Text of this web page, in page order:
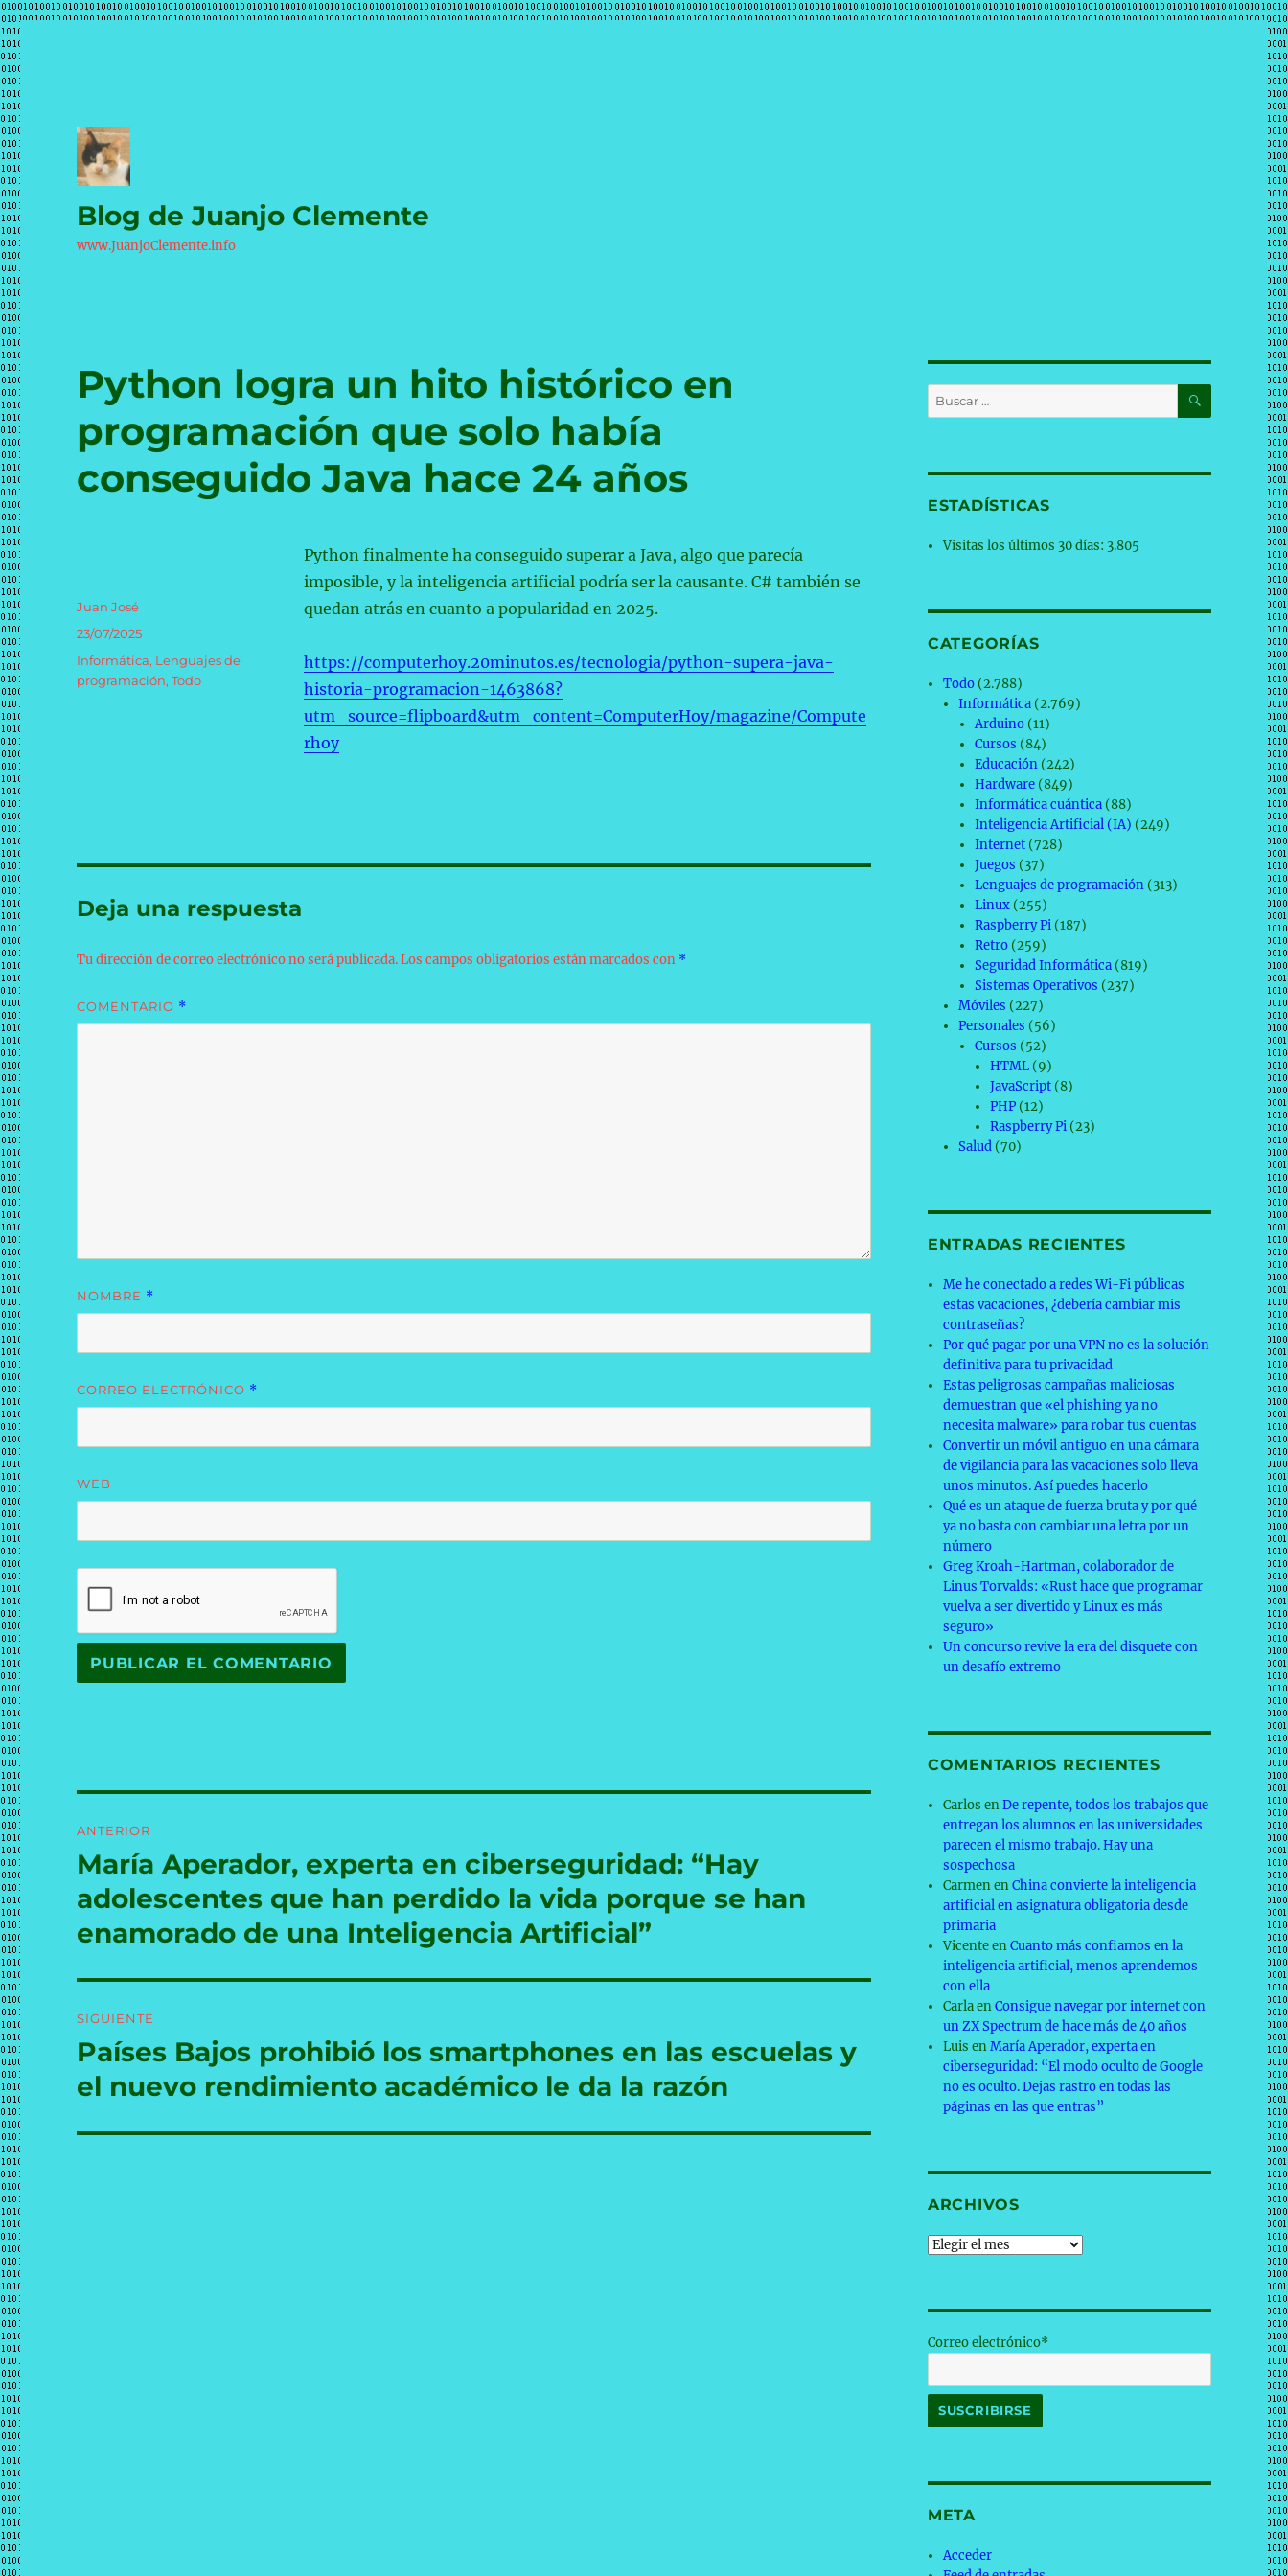
Blog de Juanjo Clemente
www.JuanjoClemente.info
Python logra un hito histórico en
programación que solo había
conseguido Java hace 24 años
Python finalmente ha conseguido superar a Java, algo que parecía
imposible, y la inteligencia artificial podría ser la causante. C# también se
quedan atrás en cuanto a popularidad en 2025.
https://computerhoy.20minutos.es/tecnologia/python-supera-java-
historia-programacion-1463868?
utm_source=flipboard&utm_content=ComputerHoy/magazine/Compute
rhoy
Autor
Juan José
Publicado
23/07/2025
Categorías
Informática, Lenguajes de
programación,Todo
Deja una respuesta
Tu dirección de correo electrónico no será publicada.Los campos obligatorios están marcados con *
COMENTARIO *
NOMBRE *
CORREO ELECTRÓNICO *
WEB
de
entradas
ANTERIOR
Entrada
anterior:
María Aperador, experta en ciberseguridad: “Hay
adolescentes que han perdido la vida porque se han
enamorado de una Inteligencia Artificial”
SIGUIENTE
Entrada
siguiente:
Países Bajos prohibió los smartphones en las escuelas y
el nuevo rendimiento académico le da la razón
Buscar
por:
BUSCAR
ESTADÍSTICAS
Visitas los últimos 30 días: 3.805
CATEGORÍAS
Todo (2.788)
Informática (2.769)
Arduino(11)
Cursos (84)
Educación(242)
Hardware(849)
Informática cuántica(88)
Inteligencia Artificial (IA) (249)
Internet(728)
Juegos (37)
Lenguajes de programación(313)
Linux(255)
Raspberry Pi(187)
Retro(259)
Seguridad Informática(819)
Sistemas Operativos (237)
Móviles (227)
Personales (56)
Cursos (52)
HTML(9)
JavaScript(8)
PHP(12)
Raspberry Pi(23)
Salud (70)
ENTRADAS RECIENTES
Me he conectado a redes Wi-Fi públicas
estas vacaciones, ¿debería cambiar mis
contraseñas?
Por qué pagar por una VPN no es la solución
definitiva para tu privacidad
Estas peligrosas campañas maliciosas
demuestran que «el phishing ya no
necesita malware» para robar tus cuentas
Convertir un móvil antiguo en una cámara
de vigilancia para las vacaciones solo lleva
unos minutos. Así puedes hacerlo
Qué es un ataque de fuerza bruta y por qué
ya no basta con cambiar una letra por un
número
Greg Kroah-Hartman, colaborador de
Linus Torvalds: «Rust hace que programar
vuelva a ser divertido y Linux es más
seguro»
Un concurso revive la era del disquete con
un desafío extremo
COMENTARIOS RECIENTES
Carlos enDe repente, todos los trabajos que
entregan los alumnos en las universidades
parecen el mismo trabajo. Hay una
sospechosa
CarmenenChina convierte la inteligencia
artificial en asignatura obligatoria desde
primaria
VicenteenCuanto más confiamos en la
inteligencia artificial, menos aprendemos
con ella
CarlaenConsigue navegar por internet con
un ZX Spectrum de hace más de 40 años
Luis enMaría Aperador, experta en
ciberseguridad: “El modo oculto de Google
no es oculto. Dejas rastro en todas las
páginas en las que entras”
ARCHIVOS
Archivos
Correo electrónico*
META
Acceder